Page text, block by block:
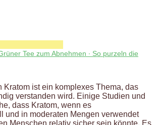
Tee zum Abnehmen ∙ So purzeln die
Kratom ist ein komplexes Thema, das
verstanden wird. Einige Studien und
dass Kratom, wenn es
und in moderaten Mengen verwendet
Menschen relativ sicher sein könnte. Es